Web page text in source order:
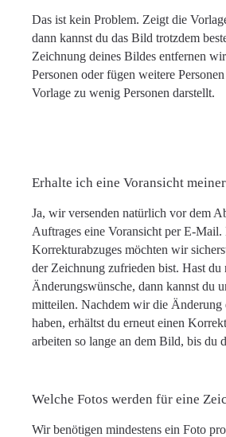
Das ist kein Problem. Zeigt die
dann kannst du das Bild trotzdem
Zeichnung deines Bildes entfernen
Personen oder fügen weitere
Vorlage zu wenig Personen darstellt.
Erhalte ich eine Voransicht
Ja, wir versenden natürlich vor dem
Auftrages eine Voransicht per E-
Korrekturabzuges möchten wir
der Zeichnung zufrieden bist. Hast du
Änderungswünsche, dann kannst du
mitteilen. Nachdem wir die Änderung
haben, erhältst du erneut einen
arbeiten so lange an dem Bild, bis du
Welche Fotos werden für eine
Wir benötigen mindestens ein Foto